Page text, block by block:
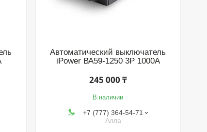
Автоматический выключатель
iPower ВА59-1250 3P 1000A
245 000 ₸
В наличии
+7 (777) 364-54-71
Алла